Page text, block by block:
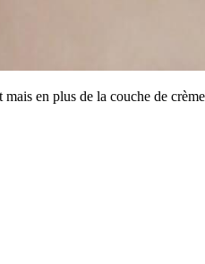
en plus de la couche de